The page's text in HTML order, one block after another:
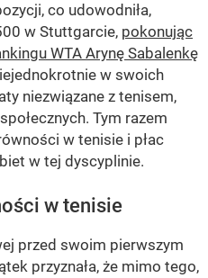
co udowodniła,
w Stuttgarcie, pokonując
WTA Arynę Sabalenkę
w swoich
niezwiązane z tenisem,
Tym razem
w tenisie i płac
w tej dyscyplinie.
w tenisie
przed swoim pierwszym
przyznała, że mimo tego,